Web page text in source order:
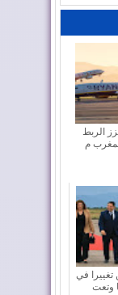
الربط
تغييرا في